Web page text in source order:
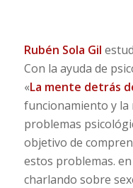
Rubén Sola Gil
Con la ayuda de
«La mente detrás
funcionamiento y la
problemas
objetivo de
estos problemas.
charlando sobre